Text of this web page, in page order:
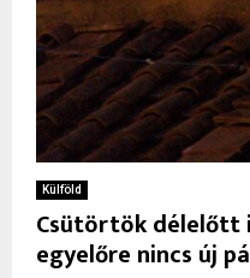
Külföld
Csütörtök
egyelőre nincs új